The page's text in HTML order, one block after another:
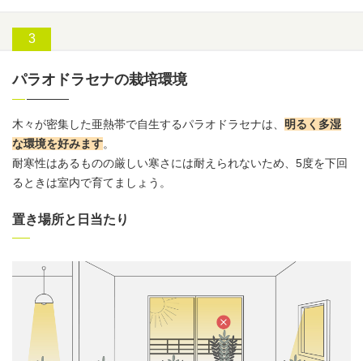
パラオドラセナの栽培環境
木々が密集した亜熱帯で自生するパラオドラセナは、 明るく多湿
な環境を好みます。
耐寒性はあるものの厳しい寒さには耐えられないため、5度を下回
るときは室内で育てましょう。
置き場所と日当たり